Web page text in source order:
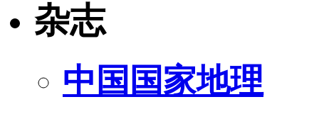
杂志
中国国家地理